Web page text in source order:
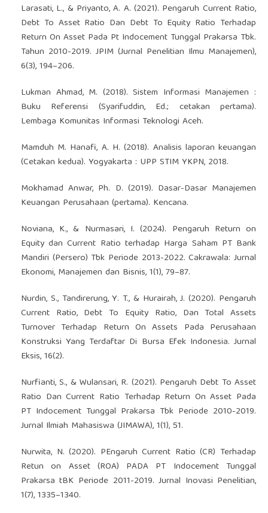
Larasati, L., & Priyanto, A. A. (2021). Pengaruh Current Ratio,
Debt To Asset Ratio Dan Debt To Equity Ratio Terhadap
Return On Asset Pada Pt Indocement Tunggal Prakarsa Tbk.
Tahun 2010-2019. JPIM (Jurnal Penelitian Ilmu Manajemen),
6(3), 194–206.
Lukman Ahmad, M. (2018). Sistem Informasi Manajemen :
Buku Referensi (Syarifuddin, Ed.; cetakan pertama).
Lembaga Komunitas Informasi Teknologi Aceh.
Mamduh M. Hanafi, A. H. (2018). Analisis laporan keuangan
(Cetakan kedua). Yogyakarta : UPP STIM YKPN, 2018.
Mokhamad Anwar, Ph. D. (2019). Dasar-Dasar Manajemen
Keuangan Perusahaan (pertama). Kencana.
Noviana, K., & Nurmasari, I. (2024). Pengaruh Return on
Equity dan Current Ratio terhadap Harga Saham PT Bank
Mandiri (Persero) Tbk Periode 2013-2022. Cakrawala: Jurnal
Ekonomi, Manajemen dan Bisnis, 1(1), 79–87.
Nurdin, S., Tandirerung, Y. T., & Hurairah, J. (2020). Pengaruh
Current Ratio, Debt To Equity Ratio, Dan Total Assets
Turnover Terhadap Return On Assets Pada Perusahaan
Konstruksi Yang Terdaftar Di Bursa Efek Indonesia. Jurnal
Eksis, 16(2).
Nurfianti, S., & Wulansari, R. (2021). Pengaruh Debt To Asset
Ratio Dan Current Ratio Terhadap Return On Asset Pada
PT Indocement Tunggal Prakarsa Tbk Periode 2010-2019.
Jurnal Ilmiah Mahasiswa (JIMAWA), 1(1), 51.
Nurwita, N. (2020). PEngaruh Current Ratio (CR) Terhadap
Retun on Asset (ROA) PADA PT Indocement Tunggal
Prakarsa tBK Periode 2011-2019. Jurnal Inovasi Penelitian,
1(7), 1335–1340.